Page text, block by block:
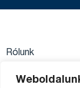
Rólunk